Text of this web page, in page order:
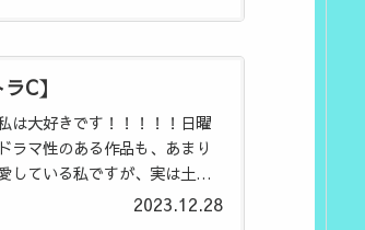
C】
は大好きです！！！！！日曜
ラマ性のある作品も、あまり
している私ですが、実は土曜
2023.12.28